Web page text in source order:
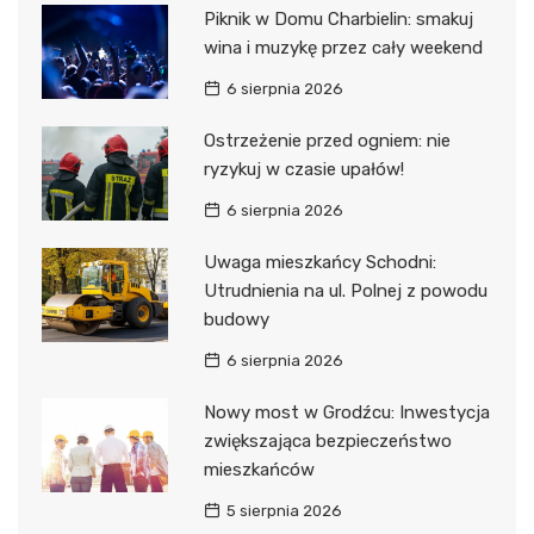
Piknik w Domu Charbielin: smakuj
wina i muzykę przez cały weekend
6 sierpnia 2026
Ostrzeżenie przed ogniem: nie
ryzykuj w czasie upałów!
6 sierpnia 2026
Uwaga mieszkańcy Schodni:
Utrudnienia na ul. Polnej z powodu
budowy
6 sierpnia 2026
Nowy most w Grodźcu: Inwestycja
zwiększająca bezpieczeństwo
mieszkańców
5 sierpnia 2026